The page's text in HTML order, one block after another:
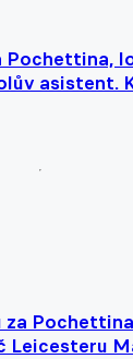
Pochettina,
asistent.
za
Leicesteru